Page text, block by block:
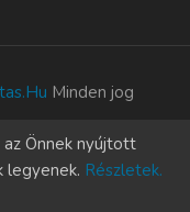
Minden jog
Önnek nyújtott
legyenek. Részletek.